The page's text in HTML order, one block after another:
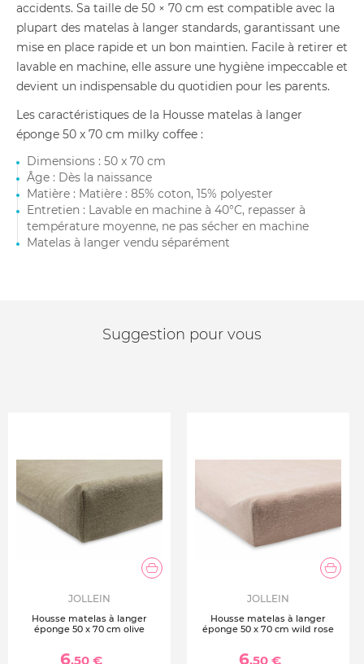
accidents. Sa taille de 50 × 70 cm est compatible avec la
plupart des matelas à langer standards, garantissant une
mise en place rapide et un bon maintien. Facile à retirer et
lavable en machine, elle assure une hygiène impeccable et
devient un indispensable du quotidien pour les parents.
Les caractéristiques de la Housse matelas à langer
éponge 50 x 70 cm milky coffee :
Dimensions : 50 x 70 cm
Âge : Dès la naissance
Matière : Matière : 85% coton, 15% polyester
Entretien : Lavable en machine à 40°C, repasser à
température moyenne, ne pas sécher en machine
Matelas à langer vendu séparément
Suggestion pour vous
JOLLEIN
Housse matelas à langer
éponge 50 x 70 cm olive
6,50 €
JOLLEIN
Housse matelas à langer
éponge 50 x 70 cm wild rose
6,50 €